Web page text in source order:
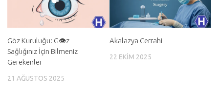
Göz Kuruluğu: G👁️z
Sağlığınız İçin Bilmeniz
Gerekenler
21 AĞUSTOS 2025
Akalazya Cerrahi
22 EKIM 2025